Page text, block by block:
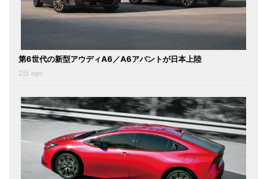
第6世代の新型アウディA6／A6アバントが日本上陸
2日 ago